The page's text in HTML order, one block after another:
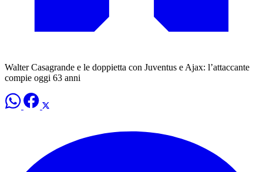
Walter Casagrande e le doppietta con Juventus e Ajax: l’attaccante
compie oggi 63 anni